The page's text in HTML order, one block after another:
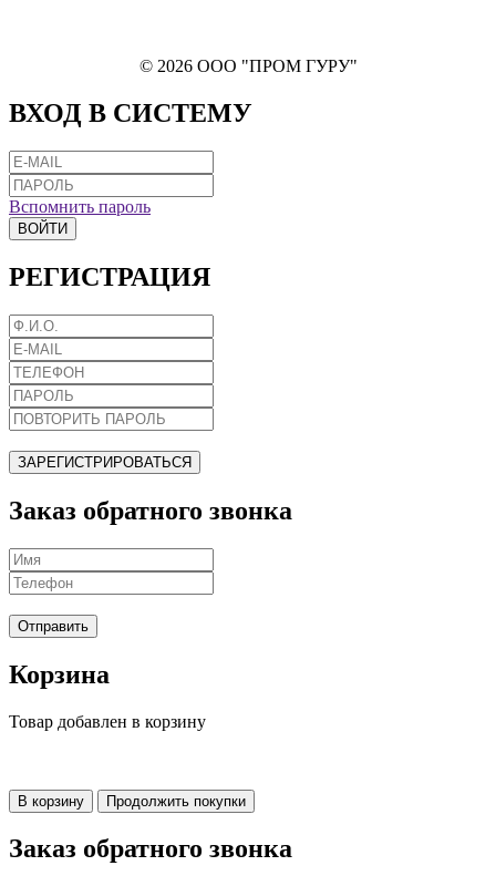
© 2026 ООО "ПРОМ ГУРУ"
ВХОД В СИСТЕМУ
Вспомнить пароль
ВОЙТИ
РЕГИСТРАЦИЯ
ЗАРЕГИСТРИРОВАТЬСЯ
Заказ обратного звонка
Отправить
Корзина
Товар добавлен в корзину
В корзину Продолжить покупки
Заказ обратного звонка